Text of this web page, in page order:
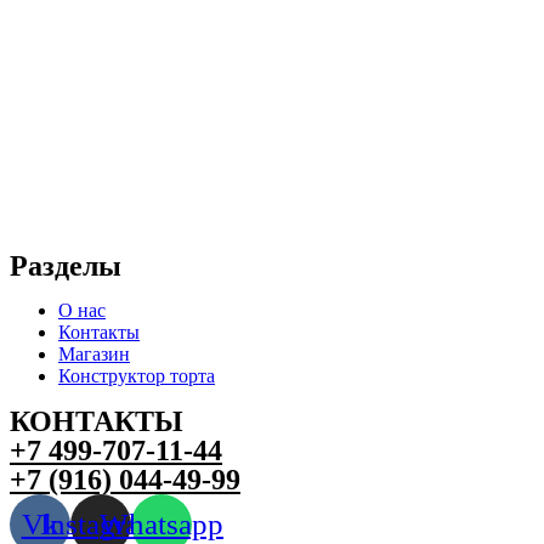
Разделы
О нас
Контакты
Магазин
Конструктор торта
КОНТАКТЫ
+7 499-707-11-44
+7 (916) 044-49-99
VkInstagramWhatsapp